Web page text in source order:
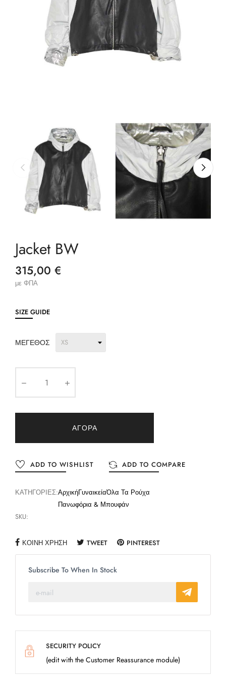
Jacket BW
315,00 €
με ΦΠΑ
SIZE GUIDE
ΜΈΓΕΘΟΣ
ΑΓΟΡΆ
ADD TO WISHLIST ADD TO COMPARE
ΚΑΤΗΓΟΡΊΕΣ:ΑρχικήΓυναικείαΌλα Τα Ρούχα
Πανωφόρια & Μπουφάν
SKU:
ΚΟΙΝΉ ΧΡΉΣΗ TWEET PINTEREST
Subscribe To When In Stock
SECURITY POLICY
(edit with the Customer Reassurance module)